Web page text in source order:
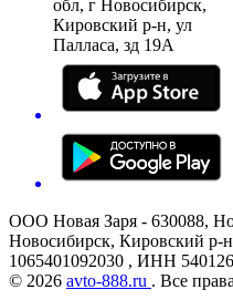
обл, г Новосибирск,
Кировский р-н, ул
Палласа, зд 19А
ООО Новая Заря - 630088,
Новосибирск, Кировский р-
1065401092030 , ИНН
© 2026 avto-888.ru . Все